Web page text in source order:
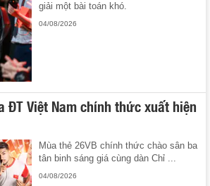
giải một bài toán khó.
04/08/2026
ĐT Việt Nam chính thức xuất hiện
Mùa thẻ 26VB chính thức chào sân ba
tân binh sáng giá cùng dàn Chỉ ...
04/08/2026